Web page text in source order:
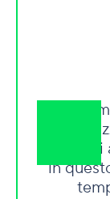
"Ogni
elenco
in